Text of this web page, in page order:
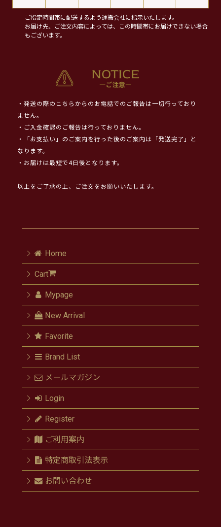
ご指定時間帯に配送するよう運搬会社に指示いたします。
お届け先、ご注文内容によっては、この時間帯にお届けできない場合
もございます。
・発送の際のこちらからのお電話でのご報告は一切行っており
ません。
・ご入金確認のご報告は行っておりません。
・「お支払い」のご案内を行った後のご案内は「発送完了」と
なります。
・お届けは最短で4日後となります。
以上をご了承の上、ご注文をお願いいたします。
Home
Cart
Mypage
New Arrival
Favorite
Brand List
メールマガジン
Login
Register
ご利用案内
特定商取引法表示
お問い合わせ